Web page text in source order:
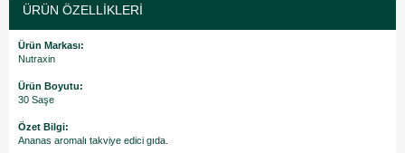
ÜRÜN ÖZELLIKLERI
Ürün Markası:
Nutraxin
Ürün Boyutu:
30 Saşe
Özet Bilgi:
Ananas aromalı takviye edici gıda.